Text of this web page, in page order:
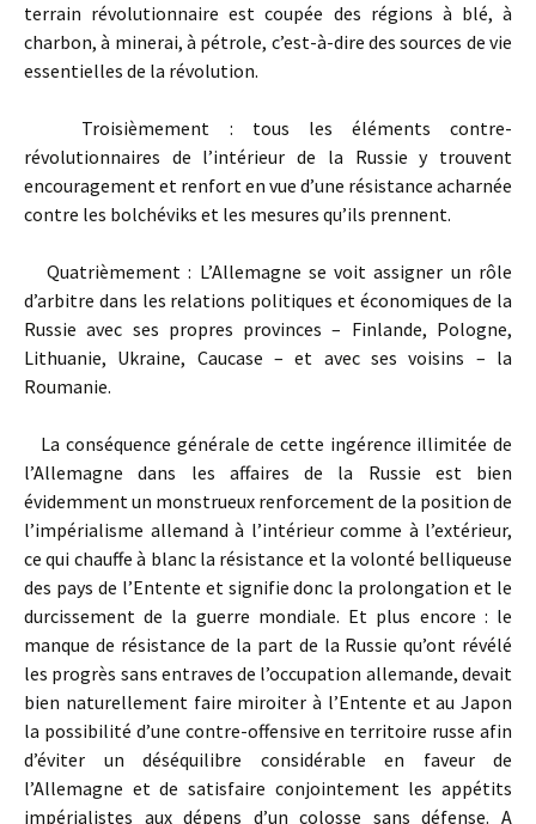
terrain révolutionnaire est coupée des régions à blé, à
charbon, à minerai, à pétrole, c’est-à-dire des sources de vie
essentielles de la révolution.
Troisièmement : tous les éléments contre-
révolutionnaires de l’intérieur de la Russie y trouvent
encouragement et renfort en vue d’une résistance acharnée
contre les bolchéviks et les mesures qu’ils prennent.
Quatrièmement : L’Allemagne se voit assigner un rôle
d’arbitre dans les relations politi­ques et économiques de la
Russie avec ses propres provinces – Finlande, Pologne,
Lithuanie, Ukraine, Caucase – et avec ses voisins – la
Roumanie.
La conséquence générale de cette ingérence illimitée de
l’Allemagne dans les affaires de la Russie est bien
évidemment un monstrueux renforcement de la position de
l’impérialisme allemand à l’intérieur comme à l’extérieur,
ce qui chauffe à blanc la résistance et la volonté belliqueuse
des pays de l’Entente et signifie donc la prolongation et le
durcissement de la guerre mondiale. Et plus encore : le
manque de résistance de la part de la Russie qu’ont révélé
les progrès sans entraves de l’occupation allemande, devait
bien naturellement faire miroiter à l’Entente et au Japon
la possibilité d’une contre-offensive en territoire russe afin
d’éviter un déséquilibre considérable en faveur de
l’Allemagne et de satisfaire conjointement les appétits
impérialistes aux dépens d’un colosse sans défense. A